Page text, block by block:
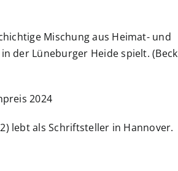
Mischung aus Heimat- und
der Lüneburger Heide spielt. (Beck
2024
lebt als Schriftsteller in Hannover.